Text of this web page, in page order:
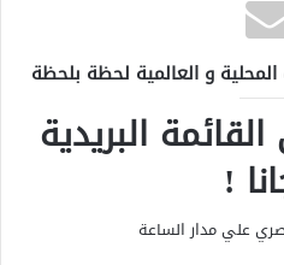
و العالمية لحظة بلحظة
البريدية
!